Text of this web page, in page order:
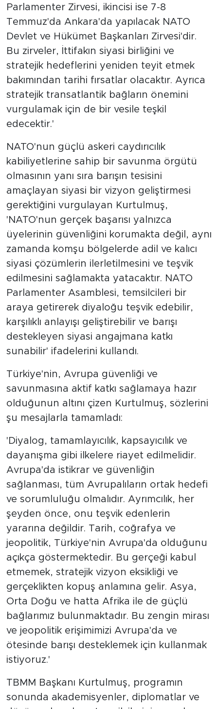
Parlamenter Zirvesi, ikincisi ise 7-8
Temmuz'da Ankara'da yapılacak NATO
Devlet ve Hükümet Başkanları Zirvesi'dir.
Bu zirveler, İttifakın siyasi birliğini ve
stratejik hedeflerini yeniden teyit etmek
bakımından tarihi fırsatlar olacaktır. Ayrıca
stratejik transatlantik bağların önemini
vurgulamak için de bir vesile teşkil
edecektir.'
NATO'nun güçlü askeri caydırıcılık
kabiliyetlerine sahip bir savunma örgütü
olmasının yanı sıra barışın tesisini
amaçlayan siyasi bir vizyon geliştirmesi
gerektiğini vurgulayan Kurtulmuş,
'NATO'nun gerçek başarısı yalnızca
üyelerinin güvenliğini korumakta değil, aynı
zamanda komşu bölgelerde adil ve kalıcı
siyasi çözümlerin ilerletilmesini ve teşvik
edilmesini sağlamakta yatacaktır. NATO
Parlamenter Asamblesi, temsilcileri bir
araya getirerek diyaloğu teşvik edebilir,
karşılıklı anlayışı geliştirebilir ve barışı
destekleyen siyasi angajmana katkı
sunabilir' ifadelerini kullandı.
Türkiye'nin, Avrupa güvenliği ve
savunmasına aktif katkı sağlamaya hazır
olduğunun altını çizen Kurtulmuş, sözlerini
şu mesajlarla tamamladı:
'Diyalog, tamamlayıcılık, kapsayıcılık ve
dayanışma gibi ilkelere riayet edilmelidir.
Avrupa'da istikrar ve güvenliğin
sağlanması, tüm Avrupalıların ortak hedefi
ve sorumluluğu olmalıdır. Ayrımcılık, her
şeyden önce, onu teşvik edenlerin
yararına değildir. Tarih, coğrafya ve
jeopolitik, Türkiye'nin Avrupa'da olduğunu
açıkça göstermektedir. Bu gerçeği kabul
etmemek, stratejik vizyon eksikliği ve
gerçeklikten kopuş anlamına gelir. Asya,
Orta Doğu ve hatta Afrika ile de güçlü
bağlarımız bulunmaktadır. Bu zengin mirası
ve jeopolitik erişimimizi Avrupa'da ve
ötesinde barışı desteklemek için kullanmak
istiyoruz.'
TBMM Başkanı Kurtulmuş, programın
sonunda akademisyenler, diplomatlar ve